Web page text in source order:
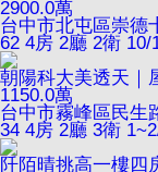
2900.0萬
台中市北屯區崇德
62 4房 2廳 2衛 10/
朝陽科大美透天｜
1150.0萬
台中市霧峰區民生
34 4房 2廳 3衛
阡陌晴挑高一樓四